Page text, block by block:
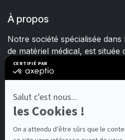
À propos
Notre société spécialisée
de matériel médical, est située
sur Tarn.
15 ans, nous mettons
pour satisfaire les besoins de